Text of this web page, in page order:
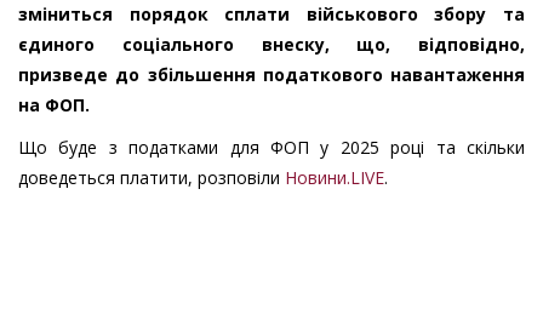
зміниться порядок сплати військового збору та
єдиного соціального внеску, що, відповідно,
призведе до збільшення податкового навантаження
на ФОП.
Що буде з податками для ФОП у 2025 році та скільки
доведеться платити, розповіли Новини.LIVE.